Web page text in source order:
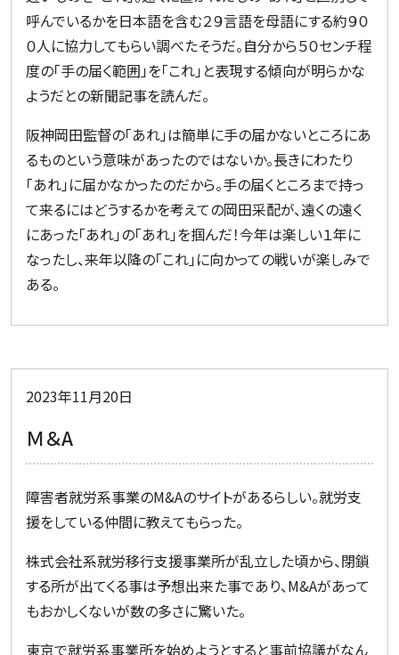
呼んでいるかを日本語を含む２９言語を母語にする約９０
０人に協力してもらい調べたそうだ。自分から５０センチ程
度の「手の届く範囲」を「これ」と表現する傾向が明らかな
ようだとの新聞記事を読んだ。
阪神岡田監督の「あれ」は簡単に手の届かないところにあ
るものという意味があったのではないか。長きにわたり
「あれ」に届かなかったのだから。手の届くところまで持っ
て来るにはどうするかを考えての岡田采配が、遠くの遠く
にあった「あれ」の「あれ」を掴んだ！今年は楽しい１年に
なったし、来年以降の「これ」に向かっての戦いが楽しみで
ある。
2023年11月20日
Ｍ＆A
障害者就労系事業のM&Aのサイトがあるらしい。就労支
援をしている仲間に教えてもらった。
株式会社系就労移行支援事業所が乱立した頃から、閉鎖
する所が出てくる事は予想出来た事であり、M&Aがあって
もおかしくないが数の多さに驚いた。
東京で就労系事業所を始めようとすると事前協議がなん